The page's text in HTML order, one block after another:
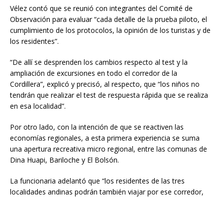
Vélez contó que se reunió con integrantes del Comité de
Observación para evaluar “cada detalle de la prueba piloto, el
cumplimiento de los protocolos, la opinión de los turistas y de
los residentes”.
“De allí se desprenden los cambios respecto al test y la
ampliación de excursiones en todo el corredor de la
Cordillera”, explicó y precisó, al respecto, que “los niños no
tendrán que realizar el test de respuesta rápida que se realiza
en esa localidad”.
Por otro lado, con la intención de que se reactiven las
economías regionales, a esta primera experiencia se suma
una apertura recreativa micro regional, entre las comunas de
Dina Huapi, Bariloche y El Bolsón.
La funcionaria adelantó que “los residentes de las tres
localidades andinas podrán también viajar por ese corredor,